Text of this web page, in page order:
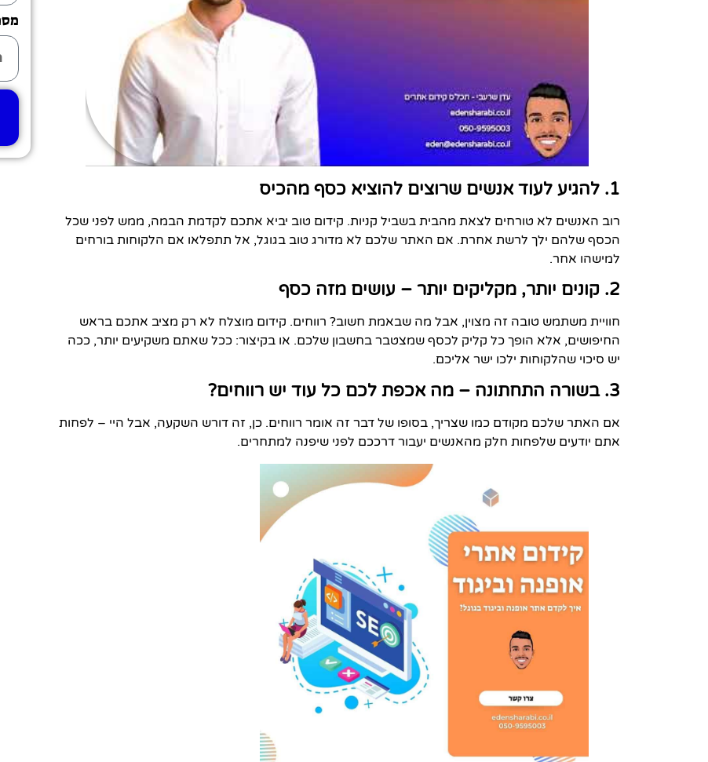
1. להגיע לעוד אנשים שרוצים להוציא כסף מהכיס
רוב האנשים לא טורחים לצאת מהבית בשביל קניות. קידום טוב יביא אתכם לקדמת הבמה, ממש לפני שכל
הכסף שלהם ילך לרשת אחרת. אם האתר שלכם לא מדורג טוב בגוגל, אל תתפלאו אם הלקוחות בורחים
למישהו אחר.
2. קונים יותר, מקליקים יותר – עושים מזה כסף
חוויית משתמש טובה זה מצוין, אבל מה שבאמת חשוב? רווחים. קידום מוצלח לא רק מציב אתכם בראש
החיפושים, אלא הופך כל קליק לכסף שמצטבר בחשבון שלכם. או בקיצור: ככל שאתם משקיעים יותר, ככה
יש סיכוי שהלקוחות ילכו ישר אליכם.
3. בשורה התחתונה – מה אכפת לכם כל עוד יש רווחים?
אם האתר שלכם מקודם כמו שצריך, בסופו של דבר זה אומר רווחים. כן, זה דורש השקעה, אבל היי – לפחות
אתם יודעים שלפחות חלק מהאנשים יעבור דרככם לפני שיפנה למתחרים.